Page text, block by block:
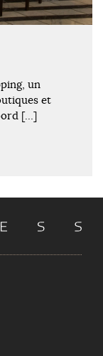
un
et
[…]